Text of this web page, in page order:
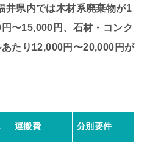
井県内では木材系廃棄物が1
〜15,000円、石材・コンク
たり12,000円〜20,000円が
運搬費 分別要件